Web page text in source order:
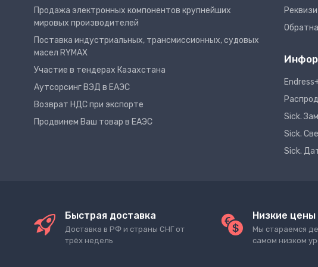
Продажа электронных компонентов крупнейших
мировых производителей
Поставка индустриальных, трансмиссионных, судовых
масел RYMAX
Участие в тендерах Казахстана
Аутсорсинг ВЭД в ЕАЭС
Возврат НДС при экспорте
Продвинем Ваш товар в ЕАЭС
Sick.
Sick.
Sick.
Быстрая доставка
Доставка в РФ и страны СНГ от
трёх недель
Низкие цены
Мы стараемся
самом низком